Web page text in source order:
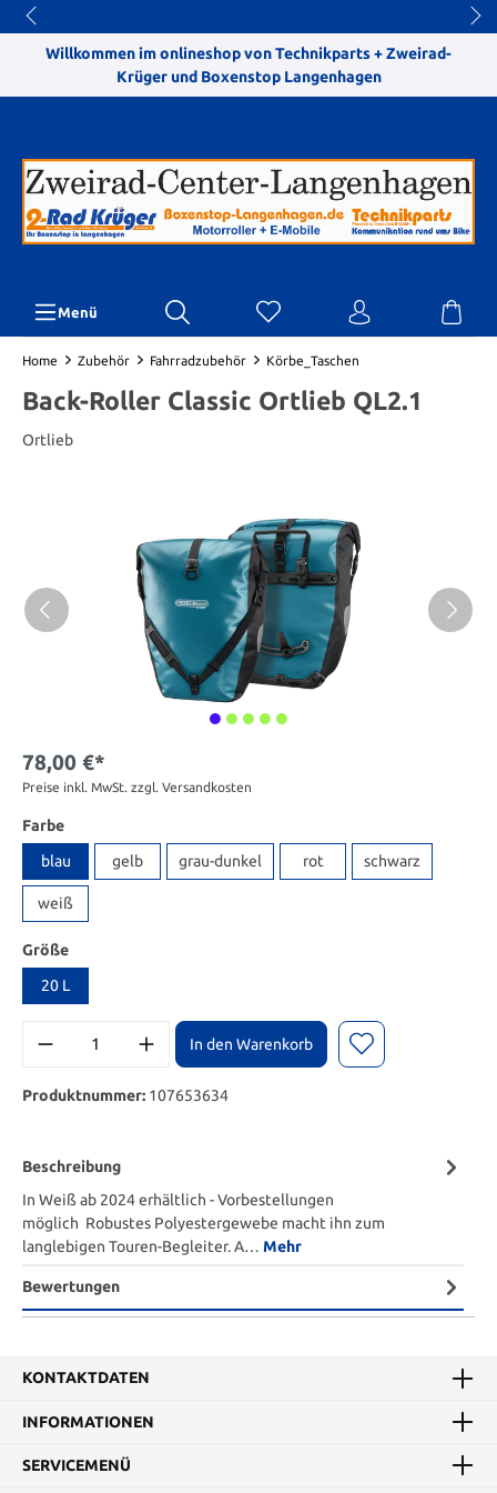
Willkommen im onlineshop von Technikparts + Zweirad-
Krüger und Boxenstop Langenhagen
Menü
Home Zubehör Fahrradzubehör Körbe_Taschen
Back-Roller Classic Ortlieb QL2.1
Ortlieb
78,00 €*
Preise inkl. MwSt. zzgl. Versandkosten
Farbe
blau
gelb grau-dunkel rot schwarz
weiß
Größe
20 L
In den Warenkorb
Produktnummer: 107653634
Beschreibung
In Weiß ab 2024 erhältlich - Vorbestellungen
möglich Robustes Polyestergewebe macht ihn zum
langlebigen Touren-Begleiter. A… Mehr
Bewertungen
KONTAKTDATEN
INFORMATIONEN
SERVICEMENÜ